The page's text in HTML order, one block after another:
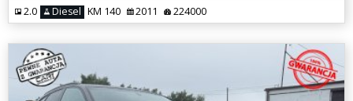
2.0 Diesel KM 140 2011 224000